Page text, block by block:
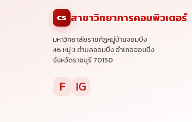
CS สาขาวิทยาการคอมพิวเตอร์
มหาวิทยาลัยราชภัฏหมู่บ้านจอมบึง
46 หมู่ 3 ตำบลจอมบึง อำเภอจอมบึง
จังหวัดราชบุรี 70150
F IG